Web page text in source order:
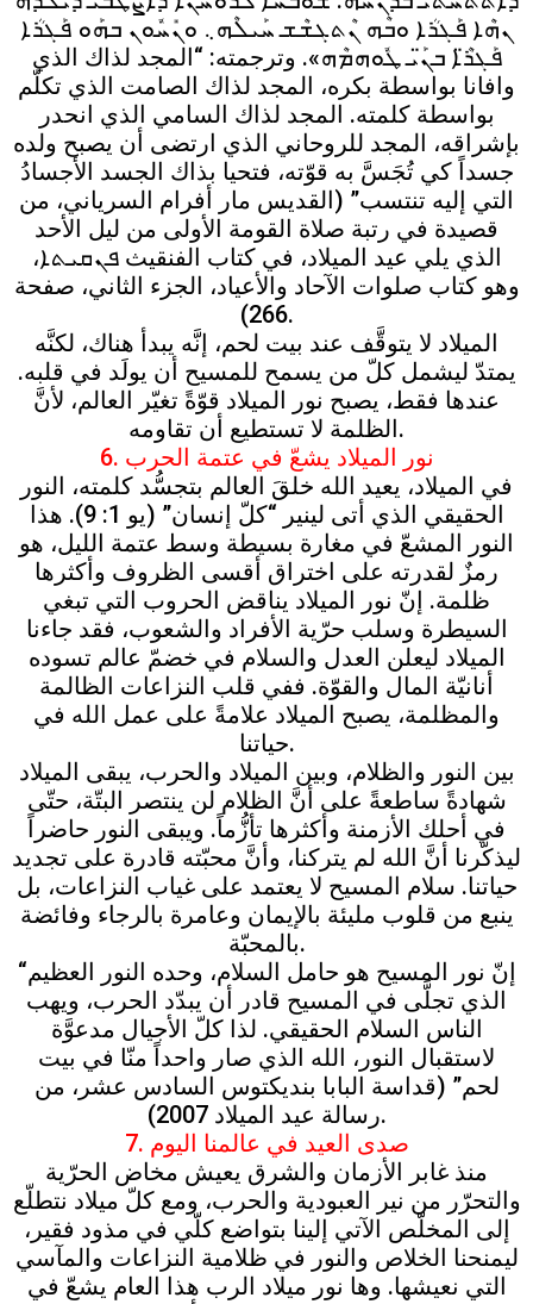
ܢܗܶܐ ܦܰܓܪܳܐ ܘܒܶܗ ܢܶܬܓܫܶܫ ܚܰܝܠܶܗ܆ ܘܢܺܚܽܘܢ ܒܗܰܘ ܦܰܓܪܳܐ
ܦܰܓܪ̈ܶܐ ܒܢ̈ܰܝ ܛܽܘܗܡܶܗ». وترجمته: “المجد لذاك الذي
وافانا بواسطة بكره، المجد لذاك الصامت الذي تكلّم
بواسطة كلمته. المجد لذاك السامي الذي انحدر
بإشراقه، المجد للروحاني الذي ارتضى أن يصبح ولده
جسداً كي تُجَسَّ به قوّته، فتحيا بذاك الجسد الأجسادُ
التي إليه تنتسب” (القديس مار أفرام السرياني، من
قصيدة في رتبة صلاة القومة الأولى من ليل الأحد
الذي يلي عيد الميلاد، في كتاب الفنقيث ܦܢܩܝܬܐ،
وهو كتاب صلوات الآحاد والأعياد، الجزء الثاني، صفحة
266).
الميلاد لا يتوقَّف عند بيت لحم، إنَّه يبدأ هناك، لكنَّه
يمتدّ ليشمل كلّ من يسمح للمسيح أن يولَد في قلبه.
عندها فقط، يصبح نور الميلاد قوّةً تغيّر العالم، لأنَّ
الظلمة لا تستطيع أن تقاومه.
6. نور الميلاد يشعّ في عتمة الحرب
في الميلاد، يعيد الله خلقَ العالم بتجسُّد كلمته، النور
الحقيقي الذي أتى لينير “كلّ إنسان” (يو 1: 9). هذا
النور المشعّ في مغارة بسيطة وسط عتمة الليل، هو
رمزٌ لقدرته على اختراق أقسى الظروف وأكثرها
ظلمة. إنّ نور الميلاد يناقض الحروب التي تبغي
السيطرة وسلب حرّية الأفراد والشعوب، فقد جاءنا
الميلاد ليعلن العدل والسلام في خضمّ عالم تسوده
أنانيّة المال والقوّة. ففي قلب النزاعات الظالمة
والمظلمة، يصبح الميلاد علامةً على عمل الله في
حياتنا.
بين النور والظلام، وبين الميلاد والحرب، يبقى الميلاد
شهادةً ساطعةً على أنَّ الظلام لن ينتصر البتّة، حتّى
في أحلك الأزمنة وأكثرها تأزُّماً. ويبقى النور حاضراً
ليذكّرنا أنَّ الله لم يتركنا، وأنَّ محبّته قادرة على تجديد
حياتنا. سلام المسيح لا يعتمد على غياب النزاعات، بل
ينبع من قلوب مليئة بالإيمان وعامرة بالرجاء وفائضة
بالمحبّة.
“إنّ نور المسيح هو حامل السلام، وحده النور العظيم
الذي تجلَّى في المسيح قادر أن يبدّد الحرب، ويهب
الناس السلام الحقيقي. لذا كلّ الأجيال مدعوَّة
لاستقبال النور، الله الذي صار واحداً منّا في بيت
لحم” (قداسة البابا بنديكتوس السادس عشر، من
رسالة عيد الميلاد 2007).
7. صدى العيد في عالمنا اليوم
منذ غابر الأزمان والشرق يعيش مخاض الحرّية
والتحرّر من نير العبودية والحرب، ومع كلّ ميلاد نتطلّع
إلى المخلّص الآتي إلينا بتواضع كلّي في مذود فقير،
ليمنحنا الخلاص والنور في ظلامية النزاعات والمآسي
التي نعيشها. وها نور ميلاد الرب هذا العام يشعّ في